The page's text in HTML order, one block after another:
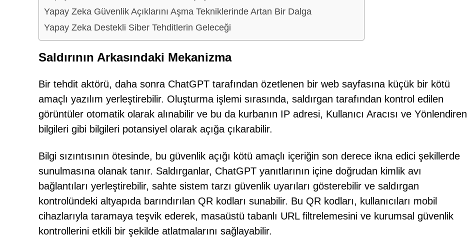
Yapay Zeka Güvenlik Açıklarını Aşma Tekniklerinde Artan Bir Dalga
Yapay Zeka Destekli Siber Tehditlerin Geleceği
Saldırının Arkasındaki Mekanizma
Bir tehdit aktörü, daha sonra ChatGPT tarafından özetlenen bir web sayfasına küçük bir kötü
amaçlı yazılım yerleştirebilir. Oluşturma işlemi sırasında, saldırgan tarafından kontrol edilen
görüntüler otomatik olarak alınabilir ve bu da kurbanın IP adresi, Kullanıcı Aracısı ve Yönlendiren
bilgileri gibi bilgileri potansiyel olarak açığa çıkarabilir.
Bilgi sızıntısının ötesinde, bu güvenlik açığı kötü amaçlı içeriğin son derece ikna edici şekillerde
sunulmasına olanak tanır. Saldırganlar, ChatGPT yanıtlarının içine doğrudan kimlik avı
bağlantıları yerleştirebilir, sahte sistem tarzı güvenlik uyarıları gösterebilir ve saldırgan
kontrolündeki altyapıda barındırılan QR kodları sunabilir. Bu QR kodları, kullanıcıları mobil
cihazlarıyla taramaya teşvik ederek, masaüstü tabanlı URL filtrelemesini ve kurumsal güvenlik
kontrollerini etkili bir şekilde atlatmalarını sağlayabilir.